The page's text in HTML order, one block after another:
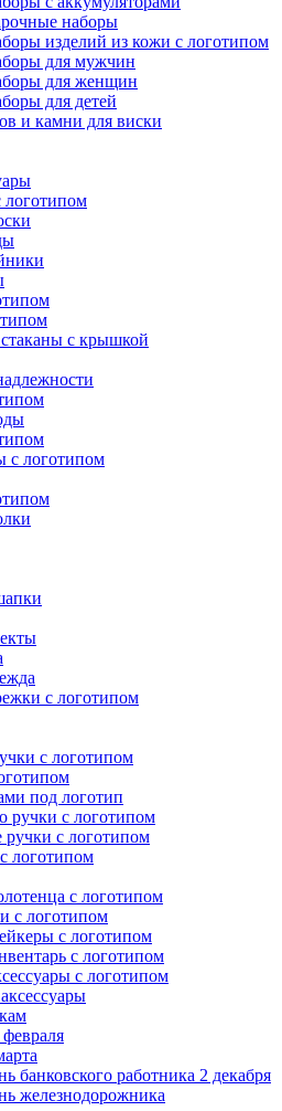
наборы
изделий из кожи с логотипом
для мужчин
для женщин
для детей
и камни для виски
с крышкой
с логотипом
с логотипом
с логотипом
под логотип
ручки с логотипом
ручки с логотипом
логотипом
с логотипом
с логотипом
с логотипом
с логотипом
с логотипом
банковского работника 2 декабря
железнодорожника